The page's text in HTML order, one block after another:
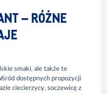
– RÓŻNE
smaki, ale także te
dostępnych propozycji
ciecierzycy, soczewicę z